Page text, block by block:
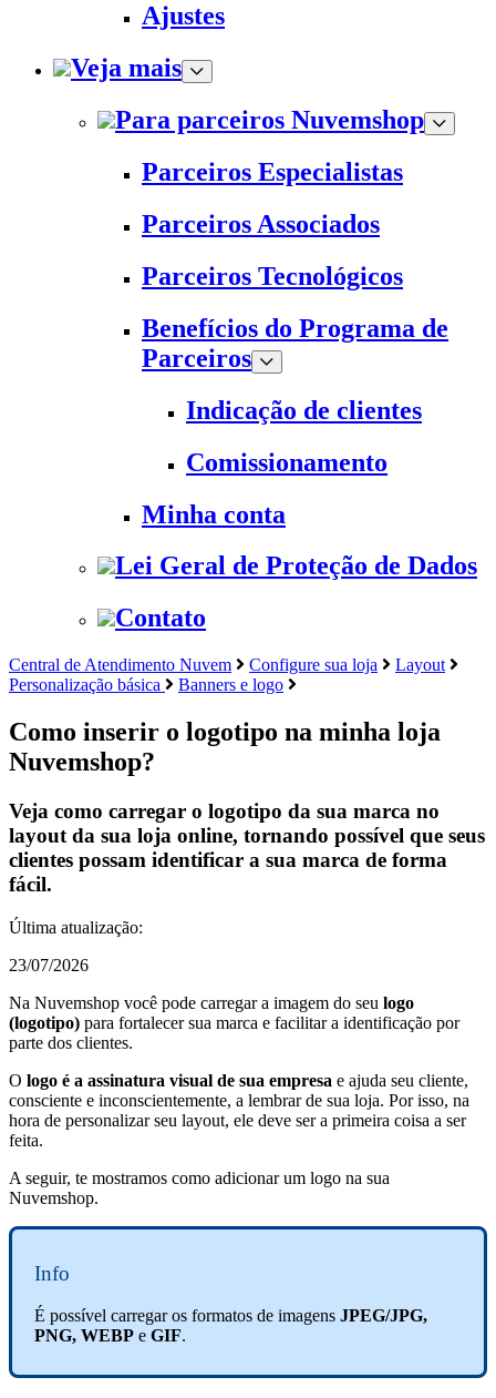
Ajustes
Veja mais
Para parceiros Nuvemshop
Parceiros Especialistas
Parceiros Associados
Parceiros Tecnológicos
Benefícios do Programa de
Parceiros
Indicação de clientes
Comissionamento
Minha conta
Lei Geral de Proteção de Dados
Contato
Central de Atendimento Nuvem Configure sua loja
Layout
Personalização básica
Banners e logo
Como inserir o logotipo na minha loja
Nuvemshop?
Veja como carregar o logotipo da sua marca no
layout da sua loja online, tornando possível que seus
clientes possam identificar a sua marca de forma
fácil.
Última atualização:
23/07/2026
Na Nuvemshop você pode carregar a imagem do seu logo
(logotipo) para fortalecer sua marca e facilitar a identificação por
parte dos clientes.
O logo é a assinatura visual de sua empresa e ajuda seu cliente,
consciente e inconscientemente, a lembrar de sua loja. Por isso, na
hora de personalizar seu layout, ele deve ser a primeira coisa a ser
feita.
A seguir, te mostramos como adicionar um logo na sua
Nuvemshop.
Info
É possível carregar os formatos de imagens JPEG/JPG,
PNG, WEBP e GIF.